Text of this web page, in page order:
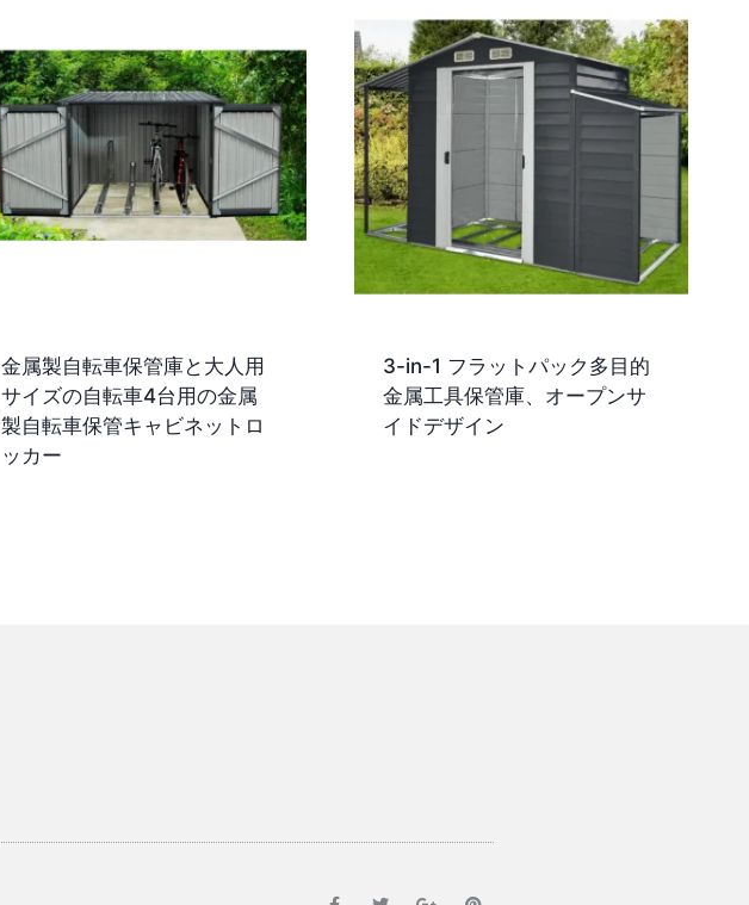
金属製自転車保管庫と大人用
サイズの自転車4台用の金属
製自転車保管キャビネットロ
ッカー
3-in-1 フラットパック多目的
金属工具保管庫、オープンサ
イドデザイン